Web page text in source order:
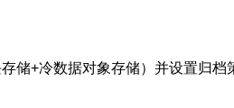
储+冷数据对象存储）并设置归